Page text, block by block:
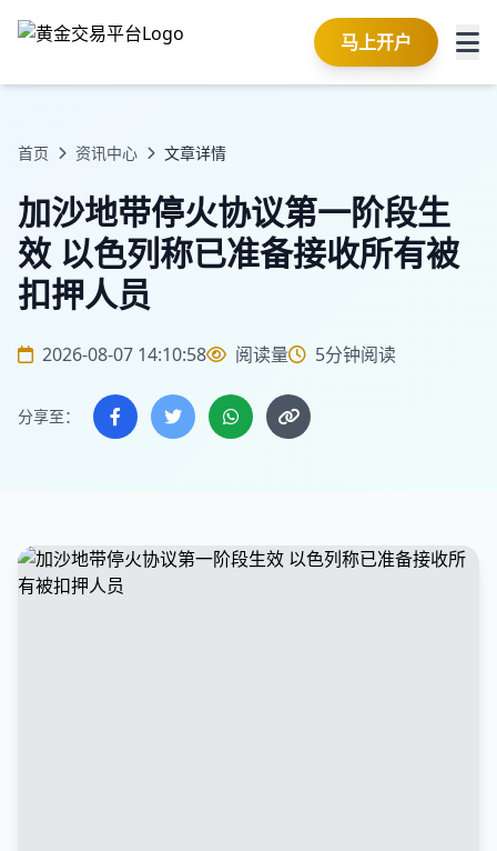
马上开户
首页 资讯中心 文章详情
加沙地带停火协议第一阶段生
效 以色列称已准备接收所有被
扣押人员
2026-08-07 14:10:58 阅读量 5分钟阅读
分享至：